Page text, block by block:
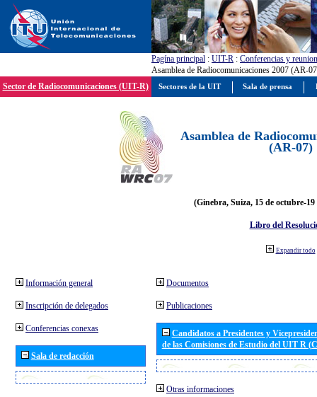
Pagína principal : UIT-R : Conferencias y
Asamblea de Radiocomunicaciones 2007 (AR-
Sector de Radiocomunicaciones (UIT-R)
Asamblea de
(AR-07)
(Ginebra, Suiza, 15 de octubre-19
Libro del
Expandir todo
Información general
Inscripción de delegados
Conferencias conexas
Sala de redacción
Documentos
Publicaciones
Candidatos a Presidentes y
de las Comisiones de Estudio del UIT R
Otras informaciones
Sectores de la UIT Sala de prensa